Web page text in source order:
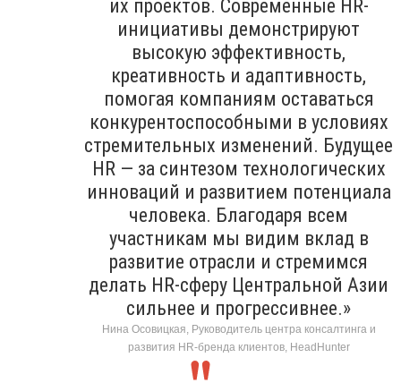
их проектов. Современные HR-
инициативы демонстрируют
высокую эффективность,
креативность и адаптивность,
помогая компаниям оставаться
конкурентоспособными в условиях
стремительных изменений. Будущее
HR — за синтезом технологических
инноваций и развитием потенциала
человека. Благодаря всем
участникам мы видим вклад в
развитие отрасли и стремимся
делать HR-сферу Центральной Азии
сильнее и прогрессивнее.»
Нина Осовицкая, Руководитель центра консалтинга и
развития HR-бренда клиентов, HeadHunter